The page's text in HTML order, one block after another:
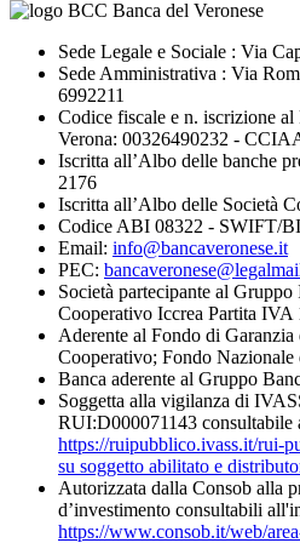
Sede Legale e Sociale : Via
Sede Amministrativa : Via
6992211
Codice fiscale e n. iscrizione
Verona: 00326490232 -
Iscritta all’Albo delle banche
2176
Iscritta all’Albo delle Società
Codice ABI 08322 - SWIFT/
Email: info@bancaveronese.it
PEC:
Società partecipante al
Cooperativo Iccrea Partita IVA
Aderente al Fondo di
Cooperativo; Fondo Nazionale
Banca aderente al Gruppo
Soggetta alla vigilanza di
RUI:D000071143 consultabile
https://ruipubblico.ivass.it/rui-
su soggetto abilitato e
Autorizzata dalla Consob alla
d’investimento consultabili
https://www.consob.it/web/